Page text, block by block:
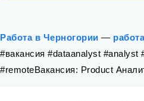
Работа в Черногории —
#вакансия #dataanalyst #analyst
#remoteВакансия: Product